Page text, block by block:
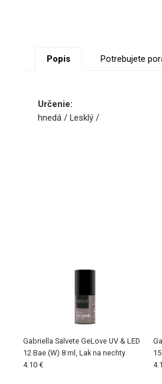
Popis Potrebujete
Určenie:
hnedá / Lesklý /
Gabriella Salvete GeLove UV & LED
12 Bae (W) 8 ml, Lak na nechty
4.10 €